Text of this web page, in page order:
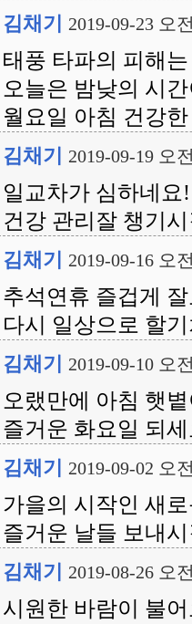
김채기 2019-09-23 오
태풍 타파의 피해
오늘은 밤낮의 시
월요일 아침 건강
김채기 2019-09-19 오
일교차가 심하네요
건강 관리잘 챙기
김채기 2019-09-16 오
추석연휴 즐겁게
다시 일상으로 할
김채기 2019-09-10 오
오랬만에 아침 햇
즐거운 화요일 되
김채기 2019-09-02 오
가을의 시작인 새
즐거운 날들 보내
김채기 2019-08-26 오
시원한 바람이 불